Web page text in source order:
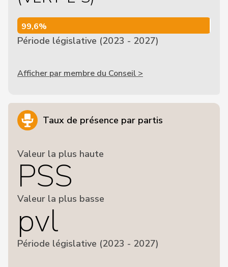
99,6%
99,6%
Période législative (2023 - 2027)
Afficher par membre du Conseil >
Taux de présence par partis
Valeur la plus haute
PSS
Valeur la plus basse
pvl
Période législative (2023 - 2027)